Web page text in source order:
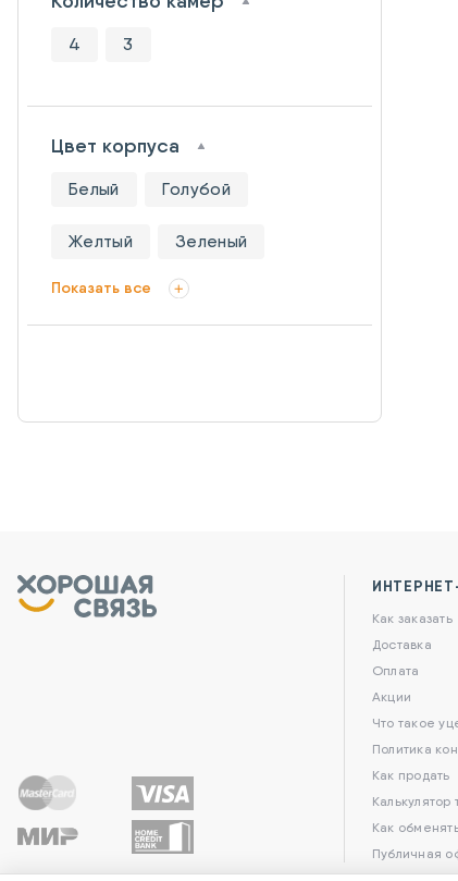
4 3
Цвет корпуса
Белый Голубой
Желтый Зеленый
Показать все
Как заказать
Доставка
Оплата
Акции
Что такое
Политика
Как продать
Как
Публичная